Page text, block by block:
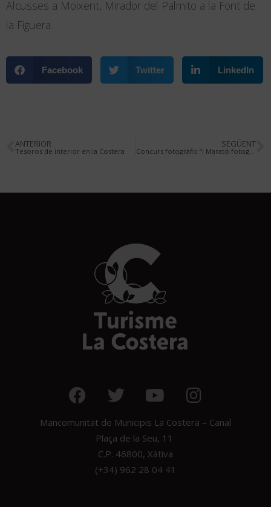
Alcusses a Moixent, Mirador del Palmito a la Font de
la Figuera.
Facebook Twitter LinkedIn
ANTERIOR
Tesoros de interior en la Costera
SEGÜENT
Concurs fotogràfic “I Marató fotogràfica Fira de Xàtiva”
Mancomunitat de Municipis La Costera – Canal
Plaça de la Seu, 11
C.P. 46800, Xàtiva
(+34) 962 28 04 41